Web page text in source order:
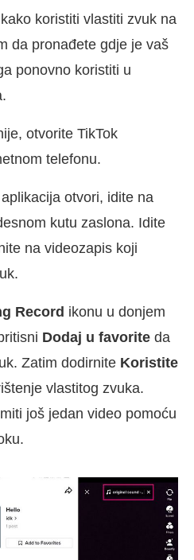
koristiti vlastiti zvuk na
da pronađete gdje je vaš
ponovno koristiti u
otvorite TikTok
telefonu.
otvori, idite na
kutu zaslona. Idite
na videozapis koji
Record ikonu u donjem
Dodaj u favorite da
Zatim dodirnite Koristite
vlastitog zvuka.
još jedan video pomoću